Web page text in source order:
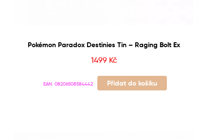
Pokémon Paradox Destinies Tin – Raging Bolt Ex
1499 Kč
EAN: 08206508584442 Přidat do košíku